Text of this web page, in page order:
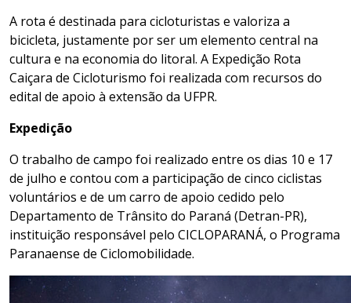
A rota é destinada para cicloturistas e valoriza a
bicicleta, justamente por ser um elemento central na
cultura e na economia do litoral. A Expedição Rota
Caiçara de Cicloturismo foi realizada com recursos do
edital de apoio à extensão da UFPR.
Expedição
O trabalho de campo foi realizado entre os dias 10 e 17
de julho e contou com a participação de cinco ciclistas
voluntários e de um carro de apoio cedido pelo
Departamento de Trânsito do Paraná (Detran-PR),
instituição responsável pelo CICLOPARANÁ, o Programa
Paranaense de Ciclomobilidade.